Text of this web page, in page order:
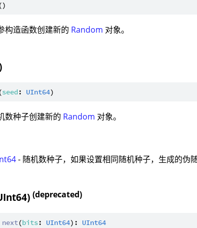
构造函数创建新的 Random 对象。
seed: UInt64
数种子创建新的 Random 对象。
- 随机数种子，如果设置相同随机种子，生成的伪
(deprecated)
next(bits: UInt64): UInt64